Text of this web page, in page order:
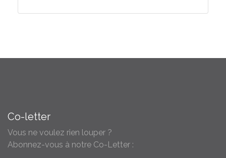
Co-letter
Vous ne voulez rien louper ?
Abonnez-vous à notre Co-Letter :